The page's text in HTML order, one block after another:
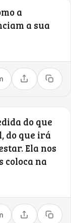
a
a sua
Compartilhar
Copiar
do que
do que irá
Ela nos
coloca na
Compartilhar
Copiar